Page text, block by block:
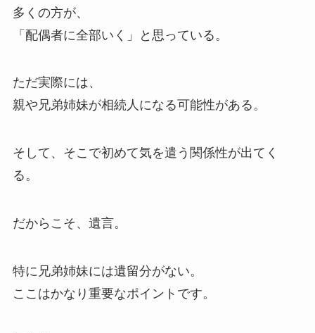
多くの方が、
「配偶者に全部いく」と思っている。
ただ実際には、
親や兄弟姉妹が相続人になる可能性がある。
そして、そこで初めて気を遣う関係性が出てく
る。
だからこそ、遺言。
特に兄弟姉妹には遺留分がない。
ここはかなり重要なポイントです。